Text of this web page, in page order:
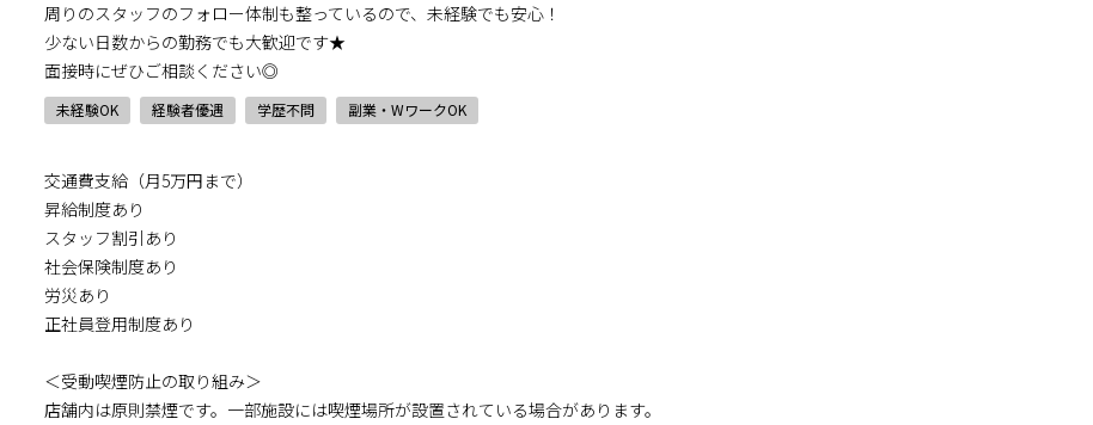
周りのスタッフのフォロー体制も整っているので、未経験でも安心！
少ない日数からの勤務でも大歓迎です★
面接時にぜひご相談ください◎
未経験OK 経験者優遇 学歴不問 副業・WワークOK
交通費支給（月5万円まで）
昇給制度あり
スタッフ割引あり
社会保険制度あり
労災あり
正社員登用制度あり
＜受動喫煙防止の取り組み＞
店舗内は原則禁煙です。一部施設には喫煙場所が設置されている場合があります。